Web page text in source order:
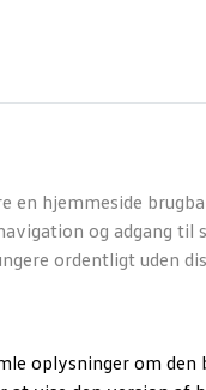
en hjemmeside
og adgang til
ordentligt uden
oplysninger om den